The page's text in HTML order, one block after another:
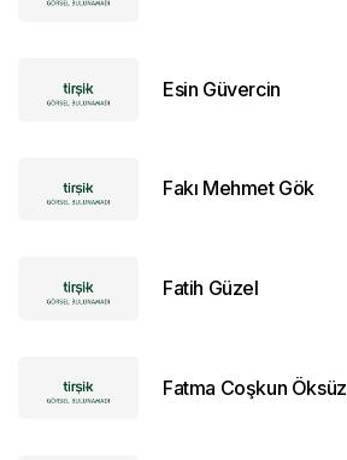
Esin Güvercin
Fakı Mehmet Gök
Fatih Güzel
Fatma Coşkun Öksüz